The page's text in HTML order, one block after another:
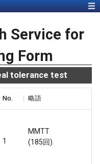
Service for
Form
tolerance test
No. 略語
1
MMTT
(185回)